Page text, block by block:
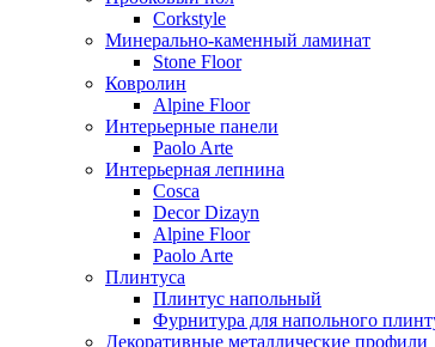
Corkstyle
Минерально-каменный ламинат
Stone Floor
Ковролин
Alpine Floor
Интерьерные панели
Paolo Arte
Интерьерная лепнина
Cosca
Decor Dizayn
Alpine Floor
Paolo Arte
Плинтуса
Плинтус напольный
Фурнитура для напольного
Декоративные металлические профили